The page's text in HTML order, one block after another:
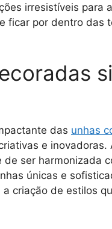
irresistíveis para
ficar por dentro das
das unhas
e inovadoras.
ser harmonizada
únicas e
criação de estilos